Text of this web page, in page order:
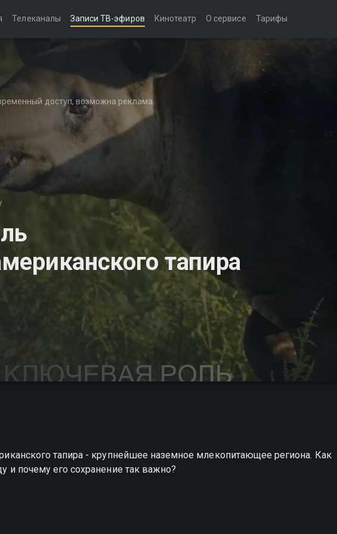
Телеканалы Записи ТВ-эфиров Кинотеатр О сервисе Тарифы
доступ, возможна реклама
тапира
тапира - крупнейшее наземное млекопитающее региона. Как
почему его сохранение так важно?